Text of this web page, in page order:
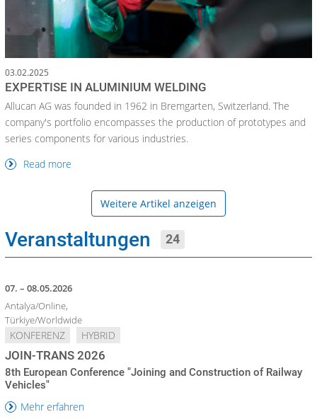
03.02.2025
EXPERTISE IN ALUMINIUM WELDING
Allucan AG was founded in 1962 in Bremgarten, Switzerland. The
company's portfolio encompasses the production of prototypes and
series components for various industries.
Read more
Weitere Artikel anzeigen
Veranstaltungen 24
07. – 08.05.2026
Antalya/Online,
Türkiye/Worldwide
KONFERENZ HYBRID
JOIN-TRANS 2026
8th European Conference "Joining and Construction of Railway
Vehicles"
Mehr erfahren